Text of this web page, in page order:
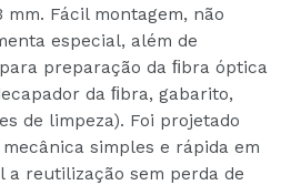
Fácil montagem, não
especial, além de
preparação da ﬁbra óptica
da ﬁbra, gabarito,
de limpeza). Foi projetado
simples e rápida em
a reutilização sem perda de